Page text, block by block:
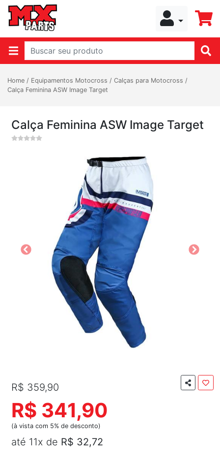
Home / Equipamentos Motocross / Calças para Motocross /
Calça Feminina ASW Image Target
Calça Feminina ASW Image Target
R$ 359,90
R$ 341,90
(à vista com 5% de desconto)
até 11x de R$ 32,72